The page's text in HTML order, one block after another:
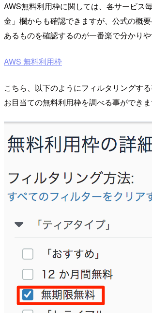
AWS無料利用枠に関しては、各サービス
金」欄からも確認できますが、公式の概
あるものを確認するのが一番楽で分かりや
AWS 無料利用枠
こちら、以下のようにフィルタリングす
お目当ての無料利用枠を調べる事ができま